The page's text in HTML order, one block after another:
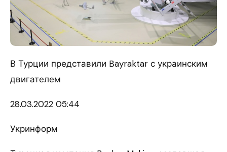
В Турции представили Bayraktar с украинским
двигателем
28.03.2022 05:44
Укринформ